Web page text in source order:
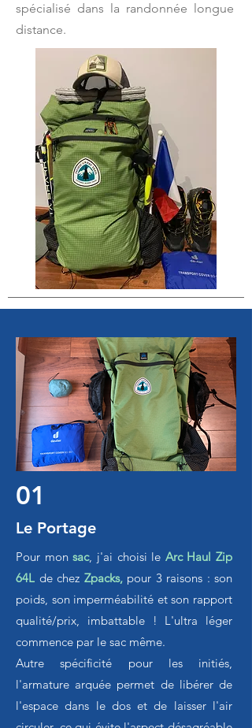
spécialisé dans la randonnée longue
distance.
01
Le Portage
Pour monsac, j'ai choisi le Arc Haul Zip
64L de chez Zpacks,pour 3 raisons : son
poids, son imperméabilité et son rapport
qualité/prix, imbattable ! L'ultra léger
commence par le sac même.
Autre spécificité pour les initiés,
l'armature arquée permet de libérer de
l'espace dans le dos et de laisser l'air